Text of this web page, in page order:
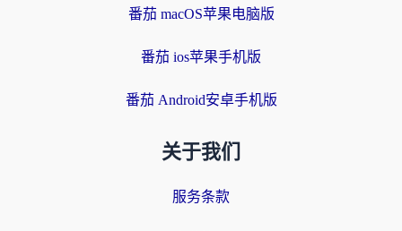
番茄 macOS苹果电脑版
番茄 ios苹果手机版
番茄 Android安卓手机版
关于我们
服务条款